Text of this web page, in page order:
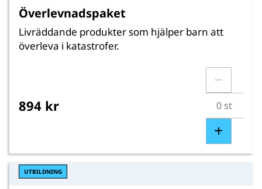
Överlevnadspaket
Livräddande produkter som hjälper barn att
överleva i katastrofer.
894 kr
UTBILDNING